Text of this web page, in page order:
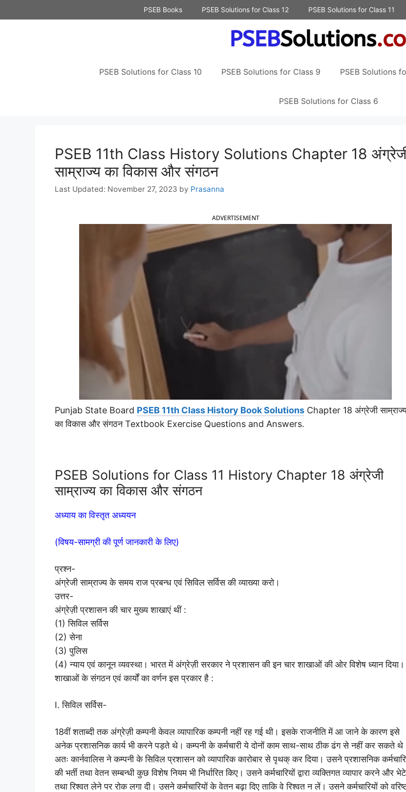
to
PSEB Books PSEB Solutions for Class 12 PSEB Solutions for Class 11
PSEB Solutions for Class 10 PSEB Solutions for Class 9 PSEB Solutions
PSEB Solutions for Class 6
PSEB 11th Class History Solutions Chapter 18
साम्राज्य का विकास और संगठन
November 27, 2023 by Prasanna
ADVERTISEMENT
Punjab State Board PSEB 11th Class History Book Solutions Chapter 18 अंग्रेजी
का विकास और संगठन Textbook Exercise Questions and Answers.
PSEB Solutions for Class 11 History Chapter 18 अंग्रेजी
साम्राज्य का विकास और संगठन
अध्याय का विस्तृत अध्ययन
(विषय-सामग्री की पूर्ण जानकारी के लिए)
प्रश्न-
अंग्रेजी साम्राज्य के समय राज प्रबन्ध एवं सिविल सर्विस की व्याख्या करो।
उत्तर-
अंग्रेज़ी प्रशासन की चार मुख्य शाखाएं थीं :
(1) सिविल सर्विस
(2) सेना
(3) पुलिस
(4) न्याय एवं कानून व्यवस्था। भारत में अंग्रेज़ी सरकार ने प्रशासन की इन चार शाखाओं की ओर विशेष ध्यान
शाखाओं के संगठन एवं कार्यों का वर्णन इस प्रकार है :
I. सिविल सर्विस-
18वीं शताब्दी तक अंग्रेज़ी कम्पनी केवल व्यापारिक कम्पनी नहीं रह गई थी। इसके राजनीति में आ जाने के कारण इसे
अनेक प्रशासनिक कार्य भी करने पड़ते थे। कम्पनी के कर्मचारी ये दोनों काम साथ-साथ ठीक ढंग से नहीं कर सकते
अतः कार्नवालिस ने कम्पनी के सिविल प्रशासन को व्यापारिक कारोबार से पृथक् कर दिया। उसने प्रशासनिक
की भर्ती तथा वेतन सम्बन्धी कुछ विशेष नियम भी निर्धारित किए। उसने कर्मचारियों द्वारा व्यक्तिगत व्यापार करने और भेटे
तथा रिश्वत लेने पर रोक लगा दी। उसने कर्मचारियों के वेतन बढ़ा दिए ताकि वे रिश्वत न लें। उसने कर्मचारियों को